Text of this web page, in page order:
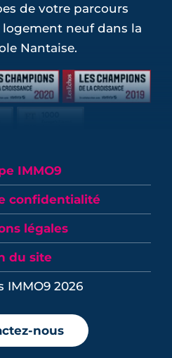
de votre parcours
neuf dans la
Nantaise.
IMMO9
confidentialité
légales
du site
IMMO9 2026
nous